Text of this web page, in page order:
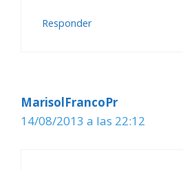
Responder
MarisolFrancoPr
14/08/2013 a las 22:12